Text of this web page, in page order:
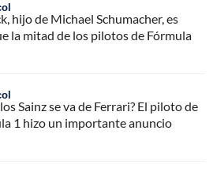
hijo de Michael Schumacher, es
la mitad de los pilotos de Fórmula
Sainz se va de Ferrari? El piloto de
1 hizo un importante anuncio